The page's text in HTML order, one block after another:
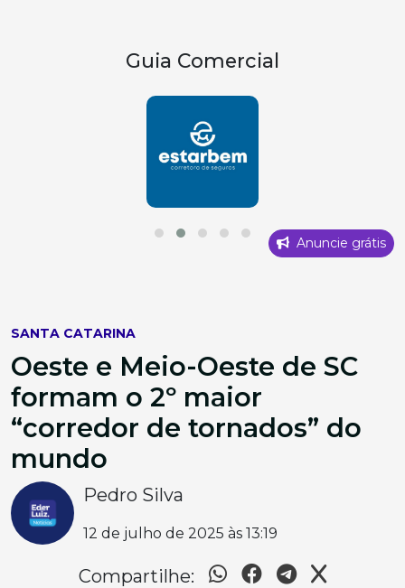
Guia Comercial
Anuncie grátis
SANTA CATARINA
Oeste e Meio-Oeste de SC
formam o 2º maior
“corredor de tornados” do
mundo
Pedro Silva
12 de julho de 2025 às 13:19
Compartilhe: